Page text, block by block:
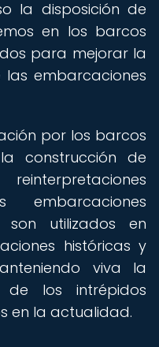
la disposición de
en los barcos
para mejorar la
embarcaciones
por los barcos
construcción de
son utilizados en
históricas y
viva la
los intrépidos
en la actualidad.